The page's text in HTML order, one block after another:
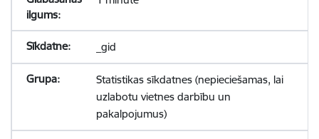
_gid
Statistikas sīkdatnes (nepieciešamas, lai
uzlabotu vietnes darbību un
pakalpojumus)